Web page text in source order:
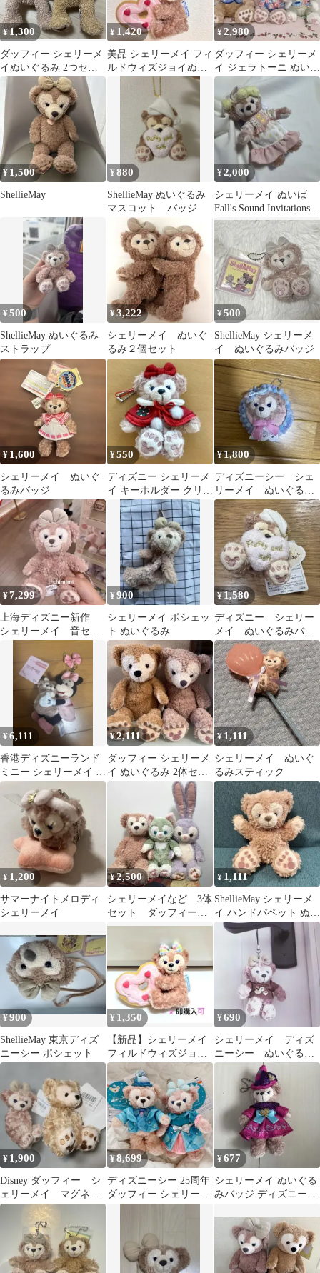
¥1,300
ダッフィー シェリーメ
イぬいぐるみ 2つセッ
ト
¥ 1,420
美品 シェリーメイ フィ
ルドウィズジョイぬい
ぐるみバッジ ドーナツ
¥ 2,980
ダッフィー シェリーメ
イ ジェラトーニ ぬいぐ
るみ
¥ 1,500
ShellieMay
¥880
ShellieMay ぬいぐるみ
マスコット バッジ
¥2,000
シェリーメイ ぬいば
Fall's Sound Invitations
(59)
¥500
ShellieMay ぬいぐるみ
ストラップ
¥3,222
シェリーメイ ぬいぐ
るみ２個セット
¥500
ShellieMay シェリーメ
イ ぬいぐるみバッジ
¥ 1,600
シェリーメイ ぬいぐ
るみバッジ
¥550
ディズニー シェリーメ
イ キーホルダー クリス
マス 2010
¥1,800
ディズニーシー シェ
リーメイ ぬいぐるみ
ストラップ
¥7,299
上海ディズニー新作
シェリーメイ 音セン
¥900
シェリーメイ ポシェッ
ト ぬいぐるみ
¥1,580
ディズニー シェリー
メイ ぬいぐるみバッ
ジ sweet Dreams
¥6,111
香港ディズニーランド
ミニー シェリーメイ ぬ
いぐるみ HKDL
¥2,111
ダッフィー シェリーメ
イ ぬいぐるみ 2体セッ
¥1,111
シェリーメイ ぬいぐ
るみスティック
¥ 1,200
サマーナイトメロディ
シェリーメイ
¥2,500
シェリーメイなど 3体
セット ダッフィーフ
レンズ ぬいぐるみ
ディズニーシー
¥ 1,111
ShellieMay シェリーメ
イ ハンドパペット ぬい
ぐるみ 【リボン欠品】
¥900
ShellieMay 東京ディズ
ニーシー ポシェット
¥ 1,350
【新品】シェリーメイ
フィルドウィズジョイ
ぬいぐるみ ドーナ
ツ キーホルダー
¥690
シェリーメイ ディズ
ニーシー ぬいぐる
み マスコット 10周
年 リラックス
¥ 1,900
Disney ダッフィー シ
ェリーメイ マグネッ
ト ぬいぐるみ マス
¥8,699
ディズニーシー 25周年
ダッフィー シェリーメ
¥677
シェリーメイ ぬいぐる
みバッジ ディズニーシ